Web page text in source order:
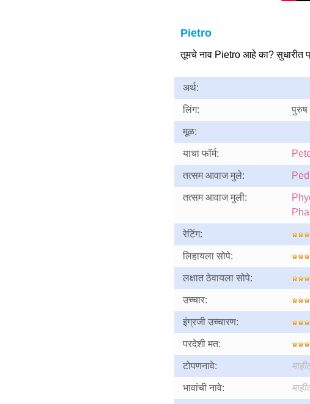
Pietro
तूमचे नाव Pietro आहे का? सुधारीत
अर्थ:
लिंग: पुरुष
मूळ:
याचा फॉर्म:
तत्सम आवाज मुले:
तत्सम आवाज मुली:
रेटिंग:
लिहायला सोपे:
लक्षात ठेवायला सोपे:
उच्चार:
इंग्रजी उच्चारण:
परदेशी मत:
टोपणनावे:
भावांची नावे: